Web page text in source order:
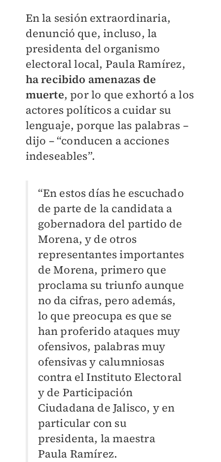
En la sesión extraordinaria,
denunció que, incluso, la
presidenta del organismo
electoral local, Paula Ramírez,
ha recibido amenazas de
muerte, por lo que exhortó a los
actores políticos a cuidar su
lenguaje, porque las palabras –
dijo – “conducen a acciones
indeseables”.
“En estos días he escuchado
de parte de la candidata a
gobernadora del partido de
Morena, y de otros
representantes importantes
de Morena, primero que
proclama su triunfo aunque
no da cifras, pero además,
lo que preocupa es que se
han proferido ataques muy
ofensivos, palabras muy
ofensivas y calumniosas
contra el Instituto Electoral
y de Participación
Ciudadana de Jalisco, y en
particular con su
presidenta, la maestra
Paula Ramírez.